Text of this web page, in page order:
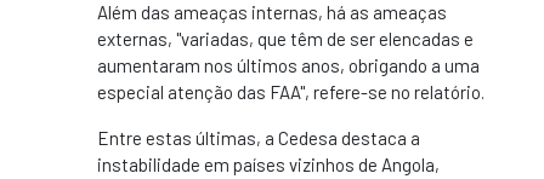
Além das ameaças internas, há as ameaças
externas, "variadas, que têm de ser elencadas e
aumentaram nos últimos anos, obrigando a uma
especial atenção das FAA", refere-se no relatório.
Entre estas últimas, a Cedesa destaca a
instabilidade em países vizinhos de Angola,